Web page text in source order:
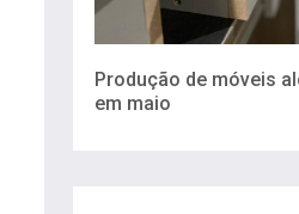
Produção de móveis
em maio